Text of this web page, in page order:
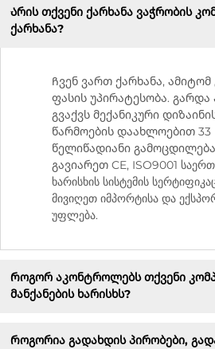
Არის თქვენი ქარხანა ვაჭრობის
ქარხანა?
Ჩვენ ვართ ქარხანა, ამიტომ
ფასის უპირატესობა. გარდა
გვაქვს მექანიკური
წარმოების დაახლოებით 33
წელიწადიანი
გავიარეთ CE, ISO9001
ხარისხის სისტემის
მივიღეთ იმპორტისა და
უფლება.
Როგორ აკონტროლებს თქვენი
მანქანების ხარისხს?
Როგორია გადახდის პირობები,